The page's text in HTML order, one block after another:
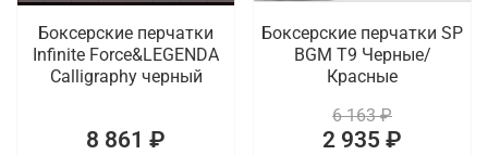
Боксерские перчатки
Infinite Force&LEGENDA
Calligraphy черный
8 861 ₽
Боксерские перчатки SP
BGM T9 Черные/
Красные
6 163 ₽
2 935 ₽